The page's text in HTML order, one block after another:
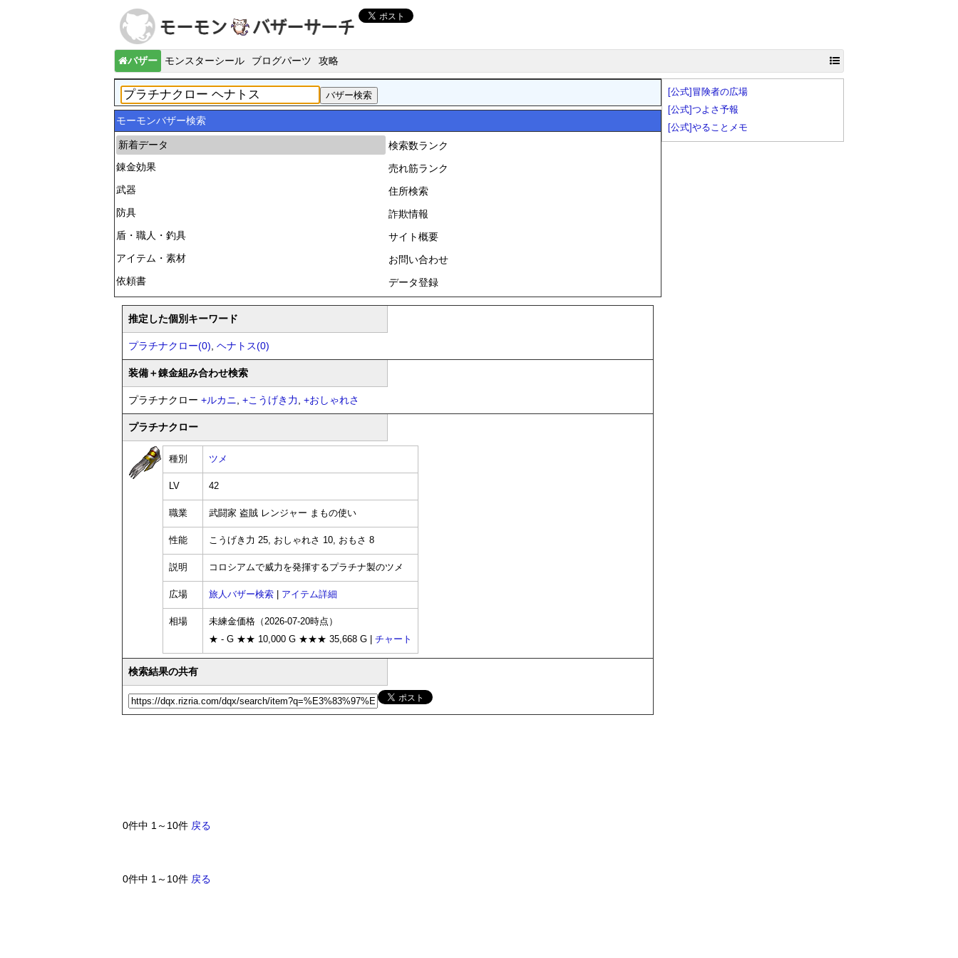
バザー モンスターシール ブログパーツ 攻略
モーモンバザー検索
新着データ
錬金効果
武器
防具
盾・職人・釣具
アイテム・素材
依頼書
検索数ランク
売れ筋ランク
住所検索
詐欺情報
サイト概要
お問い合わせ
データ登録
推定した個別キーワード
プラチナクロー(0), ヘナトス(0)
装備＋錬金組み合わせ検索
プラチナクロー +ルカニ, +こうげき力, +おしゃれさ
プラチナクロー
種別 ツメ
LV 42
職業 武闘家 盗賊 レンジャー まもの使い
性能 こうげき力 25, おしゃれさ 10, おもさ 8
説明 コロシアムで威力を発揮するプラチナ製のツメ
広場 旅人バザー検索 アイテム詳細
相場
未練金価格（2026-07-20時点）
★ - G ★★ 10,000 G ★★★ 35,668 G | チャート
検索結果の共有
0件中 1～10件 戻る
0件中 1～10件 戻る
[公式]冒険者の広場
[公式]つよさ予報
[公式]やることメモ